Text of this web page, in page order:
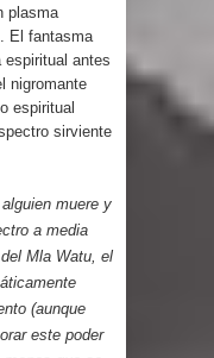
plasma
El fantasma
espiritual antes
nigromante
espiritual
sirviente
muere y
a media
Mla Watu, el
(aunque
este poder